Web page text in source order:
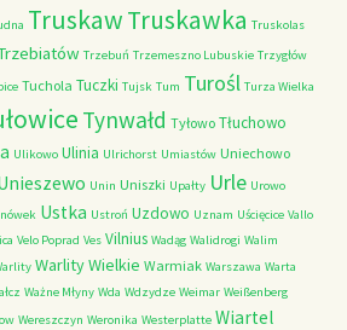
TruskawTruskawka Truskolas
Trzebuń Trzemeszno Lubuskie Trzygłów
Tuchola Tuczki Tujsk Tum Turośl Turza Wielka
Tynwałd Tyłowo Tłuchowo
Ulikowo Ulinia Ulrichorst Umiastów Uniechowo
Unin Uniszki Upałty Urle Urowo
Ustka Ustroń Uzdowo Uznam Uścięcice Vallo
Velo Poprad Ves Vilnius Wadąg Walidrogi Walim
Warlity Wielkie Warmiak Warszawa Warta
Ważne Młyny Wda Wdzydze Weimar Weißenberg
Wereszczyn Weronika Westerplatte Wiartel